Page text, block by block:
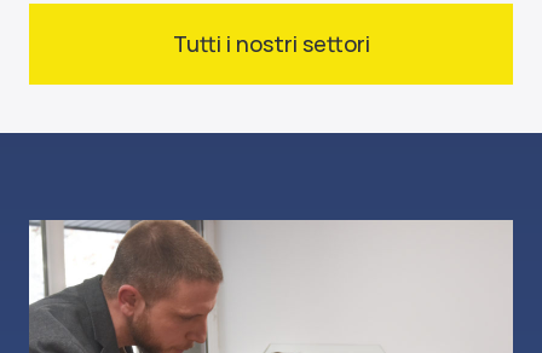
Tutti i nostri settori